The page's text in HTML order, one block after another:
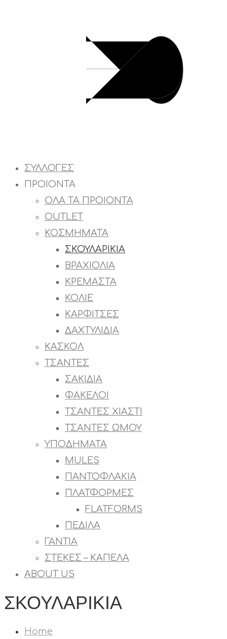
ΣΥΛΛΟΓΕΣ
ΠΡΟΙΟΝΤΑ
ΟΛΑ ΤΑ ΠΡΟΙΟΝΤΑ
OUTLET
ΚΟΣΜΗΜΑΤΑ
ΣΚΟΥΛΑΡΙΚΙΑ
ΒΡΑΧΙΟΛΙΑ
ΚΡΕΜΑΣΤΑ
ΚΟΛΙΕ
ΚΑΡΦΙΤΣΕΣ
ΔΑΧΤΥΛΙΔΙΑ
ΚΑΣΚΟΛ
ΤΣΑΝΤΕΣ
ΣΑΚΙΔΙΑ
ΦΑΚΕΛΟΙ
ΤΣΑΝΤΕΣ ΧΙΑΣΤΙ
ΤΣΑΝΤΕΣ ΩΜΟΥ
ΥΠΟΔΗΜΑΤΑ
MULES
ΠΑΝΤΟΦΛΑΚΙΑ
ΠΛΑΤΦΟΡΜΕΣ
FLATFORMS
ΠΕΔΙΛΑ
ΓΑΝΤΙΑ
ΣΤΕΚΕΣ – ΚΑΠΕΛΑ
ABOUT US
ΣΚΟΥΛΑΡΙΚΙΑ
Home